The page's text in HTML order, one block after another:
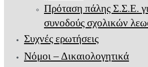
Πρόταση πάλης Σ.Σ.Ε.
συνοδούς σχολικών
Συχνές ερωτήσεις
Νόμοι – Δικαιολογητικά